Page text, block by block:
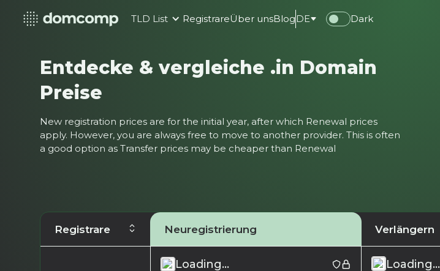
TLD List RegistrareÜber unsBlogDE Dark
Entdecke & vergleiche .in Domain
Preise
New registration prices are for the initial year, after which Renewal prices
apply. However, you are always free to move to another provider. This is often
a good option as Transfer prices may be cheaper than Renewal
Registrare Neuregistrierung Verlängern
Loading... Loading...